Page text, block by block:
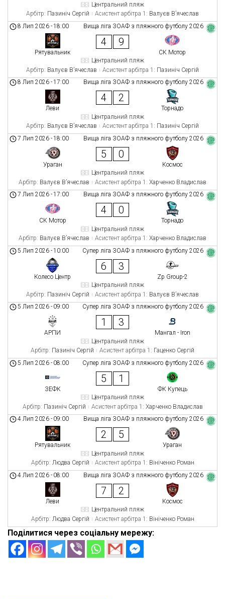
Центральний пляж
Арбітр: Пазиніч Сергій Асистент арбітра 1: Валуєв В’ячеслав
Вища ліга ЗОАФ з пляжного футболу 2026
8 Лип 2026 -18:00
Рятувальник
4 9
СК Мотор
Центральний пляж
Арбітр: Валуєв В’ячеслав Асистент арбітра 1: Пазиніч Сергій
Вища ліга ЗОАФ з пляжного футболу 2026
8 Лип 2026 -17:00
Леви
4 2
Торнадо
Центральний пляж
Арбітр: Валуєв В’ячеслав Асистент арбітра 1: Пазиніч Сергій
Вища ліга ЗОАФ з пляжного футболу 2026
7 Лип 2026 -18:00
Ураган
5 0
Космос
Центральний пляж
Арбітр: Валуєв В’ячеслав Асистент арбітра 1: Харченко Владислав
Вища ліга ЗОАФ з пляжного футболу 2026
7 Лип 2026 -17:00
СК Мотор
4 0
Торнадо
Центральний пляж
Арбітр: Валуєв В’ячеслав Асистент арбітра 1: Харченко Владислав
Супер ліга ЗОАФ з пляжного футболу 2026
5 Лип 2026 -10:00
Колесо Центр
6 3
Zp Group-2
Центральний пляж
Арбітр: Пазиніч Сергій Асистент арбітра 1: Валуєв В’ячеслав
Супер ліга ЗОАФ з пляжного футболу 2026
5 Лип 2026 - 09:00
АРПИ
1 3
Мангал - Iron
Центральний пляж
Арбітр: Пазиніч Сергій Асистент арбітра 1: Гаценко Сергій
Супер ліга ЗОАФ з пляжного футболу 2026
5 Лип 2026 - 08:00
ЗЕФК
5 1
ФК Купець
Центральний пляж
Арбітр: Пазиніч Сергій Асистент арбітра 1: Харченко Владислав
Вища ліга ЗОАФ з пляжного футболу 2026
4 Лип 2026 - 09:00
Рятувальник
2 5
Ураган
Центральний пляж
Арбітр: Людва Сергій Асистент арбітра 1: Вініченко Роман
Вища ліга ЗОАФ з пляжного футболу 2026
4 Лип 2026 - 08:00
Леви
7 2
Космос
Центральний пляж
Арбітр: Людва Сергій Асистент арбітра 1: Вініченко Роман
Поділитися через соціальну мережу: